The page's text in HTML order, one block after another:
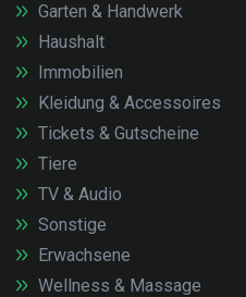
Garten & Handwerk
Haushalt
Immobilien
Kleidung & Accessoires
Tickets & Gutscheine
Tiere
TV & Audio
Sonstige
Erwachsene
Wellness & Massage